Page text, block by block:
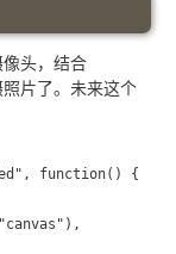
头，结合
片了。未来这个
function() {